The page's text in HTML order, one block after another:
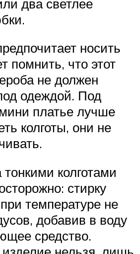
два светлее
носить
помнить, что этот
не должен
одеждой. Под
платье лучше
колготы, они не
колготами
стирку
температуре не
добавив в воду
средство.